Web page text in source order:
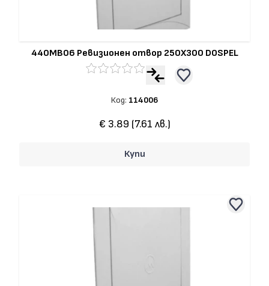
440MB06 Ревизионен отвор 250Х300 DOSPEL
Код: 114006
€ 3.89 (7.61 лв.)
Купи